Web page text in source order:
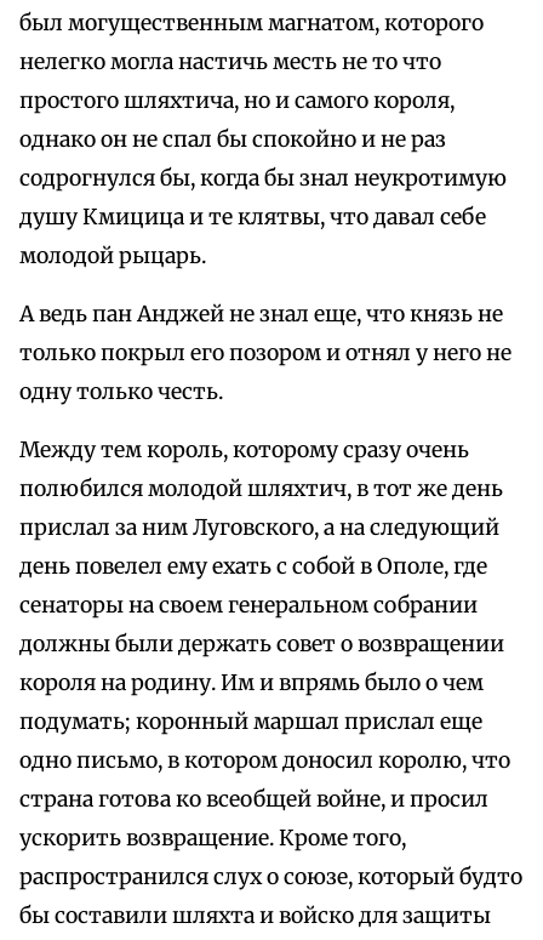
был могущественным магнатом, которого
нелегко могла настичь месть не то что
простого шляхтича, но и самого короля,
однако он не спал бы спокойно и не раз
содрогнулся бы, когда бы знал неукротимую
душу Кмицица и те клятвы, что давал себе
молодой рыцарь.
А ведь пан Анджей не знал еще, что князь не
только покрыл его позором и отнял у него не
одну только честь.
Между тем король, которому сразу очень
полюбился молодой шляхтич, в тот же день
прислал за ним Луговского, а на следующий
день повелел ему ехать с собой в Ополе, где
сенаторы на своем генеральном собрании
должны были держать совет о возвращении
короля на родину. Им и впрямь было о чем
подумать; коронный маршал прислал еще
одно письмо, в котором доносил королю, что
страна готова ко всеобщей войне, и просил
ускорить возвращение. Кроме того,
распространился слух о союзе, который будто
бы составили шляхта и войско для защиты